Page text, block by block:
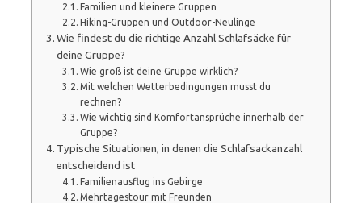
Familien und kleinere Gruppen
Hiking-Gruppen und Outdoor-Neulinge
Wie findest du die richtige Anzahl Schlafsäcke für
deine Gruppe?
Wie groß ist deine Gruppe wirklich?
Mit welchen Wetterbedingungen musst du
rechnen?
Wie wichtig sind Komfortansprüche innerhalb der
Gruppe?
Typische Situationen, in denen die Schlafsackanzahl
entscheidend ist
Familienausflug ins Gebirge
Mehrtagestour mit Freunden